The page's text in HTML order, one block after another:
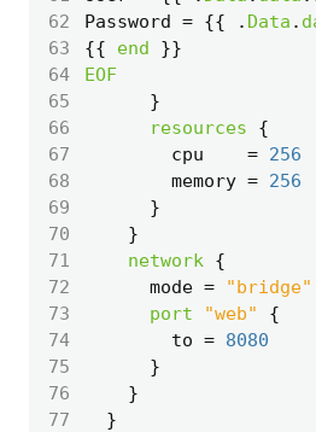
62
Password = {{ . Data .
63
{{ end
64
EOF
65
66
resources
67
        cpu
= 256
68
        memory
= 256
69
70
71
network
72
      mode
=
"bridge"
73
port "web"
74
        to
= 8080
75
76
77